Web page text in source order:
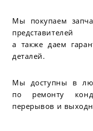
Мы покупаем
представителей
а также даем
деталей.
Мы доступны в
по ремонту
перерывов и